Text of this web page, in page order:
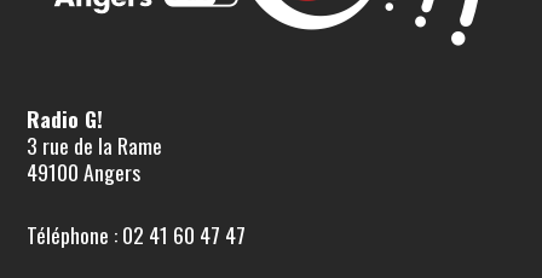
Radio G!
3 rue de la Rame
49100 Angers
Téléphone : 02 41 60 47 47